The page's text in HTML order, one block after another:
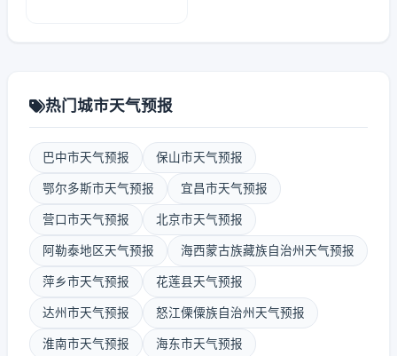
热门城市天气预报
巴中市天气预报 保山市天气预报
鄂尔多斯市天气预报 宜昌市天气预报
营口市天气预报 北京市天气预报
阿勒泰地区天气预报 海西蒙古族藏族自治州天气预报
萍乡市天气预报 花莲县天气预报
达州市天气预报 怒江傈僳族自治州天气预报
淮南市天气预报 海东市天气预报